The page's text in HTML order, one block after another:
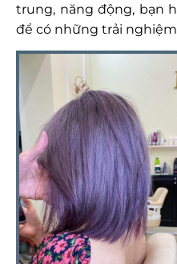
trung, năng động, bạn
để có những trải